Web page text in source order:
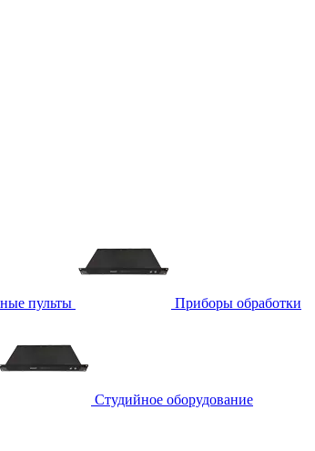
пульты Приборы обработки
Студийное оборудование